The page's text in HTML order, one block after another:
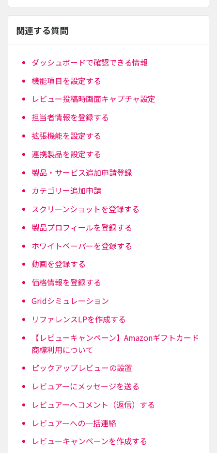
関連する質問
ダッシュボードで確認できる情報
機能項目を設定する
レビュー投稿時画面キャプチャ設定
担当者情報を登録する
拡張機能を設定する
連携製品を設定する
製品・サービス追加申請登録
カテゴリー追加申請
スクリーンショットを登録する
製品プロフィールを登録する
ホワイトペーパーを登録する
動画を登録する
価格情報を登録する
Gridシミュレーション
リファレンスLPを作成する
【レビューキャンペーン】Amazonギフトカード
商標利用について
ピックアップレビューの設置
レビュアーにメッセージを送る
レビュアーへコメント（返信）する
レビュアーへの一括連絡
レビューキャンペーンを作成する